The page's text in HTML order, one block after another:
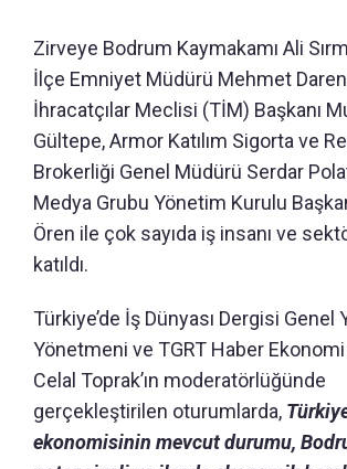
Zirveye Bodrum Kaymakamı Ali
İlçe Emniyet Müdürü Mehmet
İhracatçılar Meclisi (TİM) Başkanı
Gültepe, Armor Katılım Sigorta ve
Brokerliği Genel Müdürü Serdar
Medya Grubu Yönetim Kurulu
Ören ile çok sayıda iş insanı ve
katıldı.
Türkiye’de İş Dünyası Dergisi Genel
Yönetmeni ve TGRT Haber
Celal Toprak’ın moderatörlüğünde
gerçekleştirilen oturumlarda,
ekonomisinin mevcut durumu,